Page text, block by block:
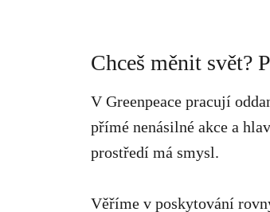
Chceš měnit svět?
V Greenpeace pracují
přímé nenásilné akce a
prostředí má smysl.
Věříme v poskytování